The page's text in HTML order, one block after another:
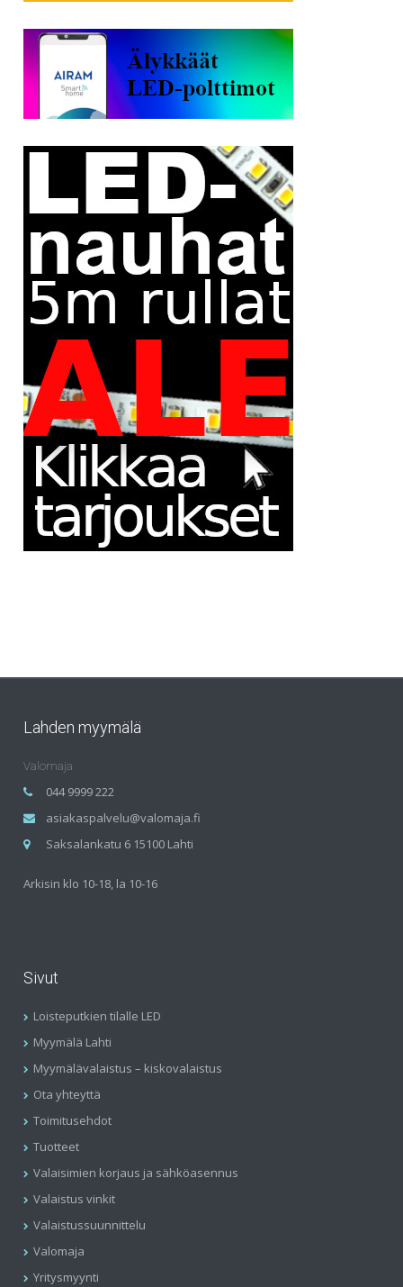
Lahden myymälä
Valomaja
044 9999 222
asiakaspalvelu@valomaja.fi
Saksalankatu 6 15100 Lahti
Arkisin klo 10-18, la 10-16
Sivut
Loisteputkien tilalle LED
Myymälä Lahti
Myymälävalaistus – kiskovalaistus
Ota yhteyttä
Toimitusehdot
Tuotteet
Valaisimien korjaus ja sähköasennus
Valaistus vinkit
Valaistussuunnittelu
Valomaja
Yritysmyynti